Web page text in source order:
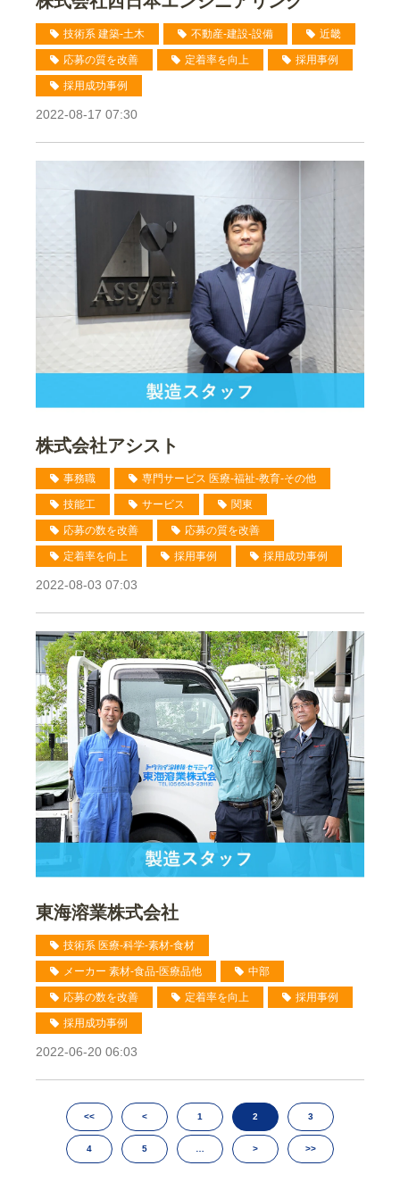
技術系 建築-土木 不動産-建設-設備 近畿
応募の質を改善 定着率を向上 採用事例
採用成功事例
2022-08-17 07:30
株式会社アシスト
事務職 専門サービス 医療-福祉-教育-その他
技能工 サービス 関東
応募の数を改善 応募の質を改善
定着率を向上 採用事例 採用成功事例
2022-08-03 07:03
東海溶業株式会社
技術系 医療-科学-素材-食材
メーカー 素材-食品-医療品他 中部
応募の数を改善 定着率を向上 採用事例
採用成功事例
2022-06-20 06:03
<< < 1 2 3
4 5 … > >>